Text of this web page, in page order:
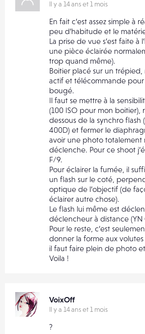
Il y a 14 ans et 1 mois
En fait c’est assez simple à
peu d’habitude et le
La prise de vue s’est faite à
une pièce éclairée
trop quand même).
Boitier placé sur un
actif et télécommande
bougé.
Il faut se mettre à la
(100 ISO pour mon boitier),
dessous de la synchro flash
400D) et fermer le
avoir une photo totalement
déclenche. Pour ce shoot
F/9.
Pour éclairer la fumée, il
un flash sur le coté,
optique de l’objectif (de
éclairer autre chose).
Le flash lui même est
déclencheur à distance (YN
Pour le reste, c’est
donner la forme aux
il faut faire plein de photo
Voila !
VoixOff
Il y a 14 ans et 1 mois
?